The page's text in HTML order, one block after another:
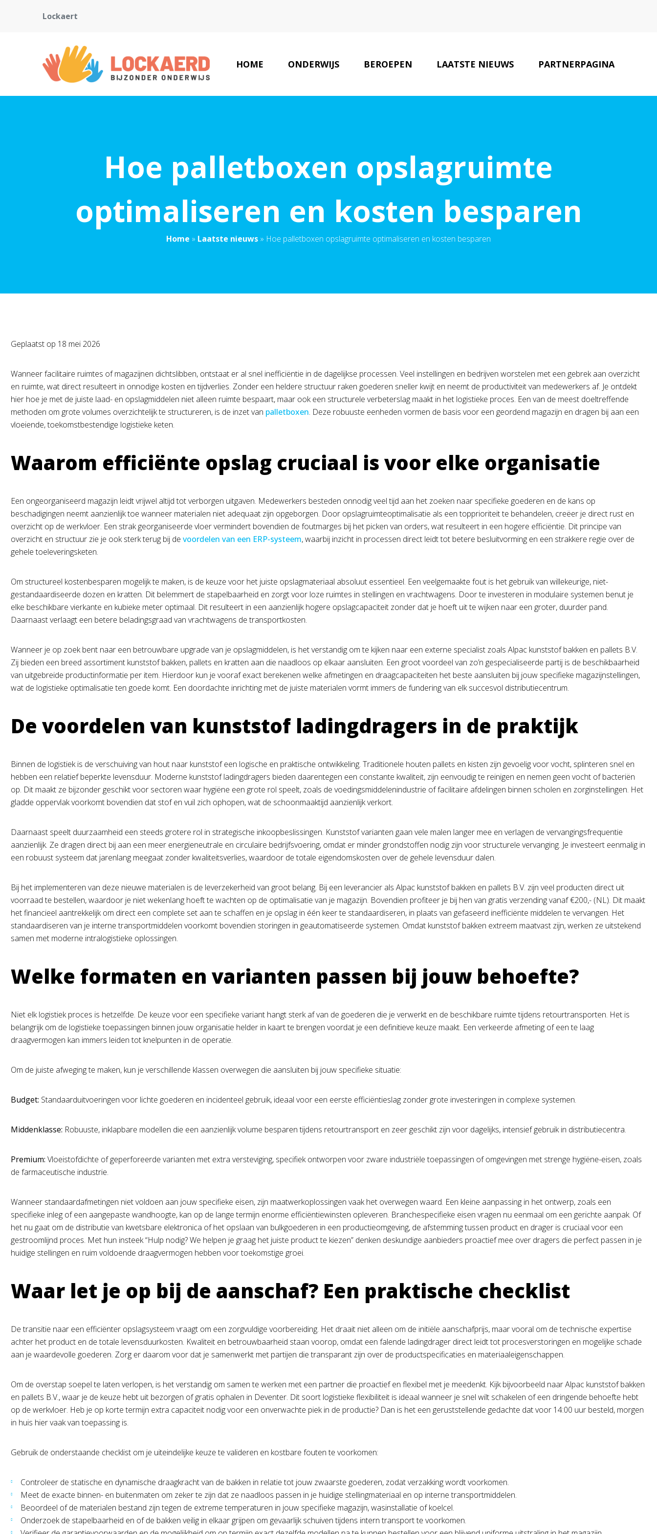
Lockaert
HOME ONDERWIJS BEROEPEN LAATSTE NIEUWS PARTNERPAGINA
Hoe palletboxen opslagruimte
optimaliseren en kosten besparen
Home » Laatste nieuws » Hoe palletboxen opslagruimte optimaliseren en kosten besparen
Geplaatst op 18 mei 2026
Wanneer facilitaire ruimtes of magazijnen dichtslibben, ontstaat er al snel inefficiëntie in de dagelijkse processen. Veel instellingen en bedrijven worstelen met een gebrek aan overzicht
en ruimte, wat direct resulteert in onnodige kosten en tijdverlies. Zonder een heldere structuur raken goederen sneller kwijt en neemt de productiviteit van medewerkers af. Je ontdekt
hier hoe je met de juiste laad- en opslagmiddelen niet alleen ruimte bespaart, maar ook een structurele verbeterslag maakt in het logistieke proces. Een van de meest doeltreffende
methoden om grote volumes overzichtelijk te structureren, is de inzet van palletboxen. Deze robuuste eenheden vormen de basis voor een geordend magazijn en dragen bij aan een
vloeiende, toekomstbestendige logistieke keten.
Waarom efficiënte opslag cruciaal is voor elke organisatie
Een ongeorganiseerd magazijn leidt vrijwel altijd tot verborgen uitgaven. Medewerkers besteden onnodig veel tijd aan het zoeken naar specifieke goederen en de kans op
beschadigingen neemt aanzienlijk toe wanneer materialen niet adequaat zijn opgeborgen. Door opslagruimteoptimalisatie als een topprioriteit te behandelen, creëer je direct rust en
overzicht op de werkvloer. Een strak georganiseerde vloer vermindert bovendien de foutmarges bij het picken van orders, wat resulteert in een hogere efficiëntie. Dit principe van
overzicht en structuur zie je ook sterk terug bij de voordelen van een ERP-systeem, waarbij inzicht in processen direct leidt tot betere besluitvorming en een strakkere regie over de
gehele toeleveringsketen.
Om structureel kostenbesparen mogelijk te maken, is de keuze voor het juiste opslagmateriaal absoluut essentieel. Een veelgemaakte fout is het gebruik van willekeurige, niet-
gestandaardiseerde dozen en kratten. Dit belemmert de stapelbaarheid en zorgt voor loze ruimtes in stellingen en vrachtwagens. Door te investeren in modulaire systemen benut je
elke beschikbare vierkante en kubieke meter optimaal. Dit resulteert in een aanzienlijk hogere opslagcapaciteit zonder dat je hoeft uit te wijken naar een groter, duurder pand.
Daarnaast verlaagt een betere beladingsgraad van vrachtwagens de transportkosten.
Wanneer je op zoek bent naar een betrouwbare upgrade van je opslagmiddelen, is het verstandig om te kijken naar een externe specialist zoals Alpac kunststof bakken en pallets B.V.
Zij bieden een breed assortiment kunststof bakken, pallets en kratten aan die naadloos op elkaar aansluiten. Een groot voordeel van zo’n gespecialiseerde partij is de beschikbaarheid
van uitgebreide productinformatie per item. Hierdoor kun je vooraf exact berekenen welke afmetingen en draagcapaciteiten het beste aansluiten bij jouw specifieke magazijnstellingen,
wat de logistieke optimalisatie ten goede komt. Een doordachte inrichting met de juiste materialen vormt immers de fundering van elk succesvol distributiecentrum.
De voordelen van kunststof ladingdragers in de praktijk
Binnen de logistiek is de verschuiving van hout naar kunststof een logische en praktische ontwikkeling. Traditionele houten pallets en kisten zijn gevoelig voor vocht, splinteren snel en
hebben een relatief beperkte levensduur. Moderne kunststof ladingdragers bieden daarentegen een constante kwaliteit, zijn eenvoudig te reinigen en nemen geen vocht of bacteriën
op. Dit maakt ze bijzonder geschikt voor sectoren waar hygiëne een grote rol speelt, zoals de voedingsmiddelenindustrie of facilitaire afdelingen binnen scholen en zorginstellingen. Het
gladde oppervlak voorkomt bovendien dat stof en vuil zich ophopen, wat de schoonmaaktijd aanzienlijk verkort.
Daarnaast speelt duurzaamheid een steeds grotere rol in strategische inkoopbeslissingen. Kunststof varianten gaan vele malen langer mee en verlagen de vervangingsfrequentie
aanzienlijk. Ze dragen direct bij aan een meer energieneutrale en circulaire bedrijfsvoering, omdat er minder grondstoffen nodig zijn voor structurele vervanging. Je investeert eenmalig in
een robuust systeem dat jarenlang meegaat zonder kwaliteitsverlies, waardoor de totale eigendomskosten over de gehele levensduur dalen.
Bij het implementeren van deze nieuwe materialen is de leverzekerheid van groot belang. Bij een leverancier als Alpac kunststof bakken en pallets B.V. zijn veel producten direct uit
voorraad te bestellen, waardoor je niet wekenlang hoeft te wachten op de optimalisatie van je magazijn. Bovendien profiteer je bij hen van gratis verzending vanaf €200,- (NL). Dit maakt
het financieel aantrekkelijk om direct een complete set aan te schaffen en je opslag in één keer te standaardiseren, in plaats van gefaseerd inefficiënte middelen te vervangen. Het
standaardiseren van je interne transportmiddelen voorkomt bovendien storingen in geautomatiseerde systemen. Omdat kunststof bakken extreem maatvast zijn, werken ze uitstekend
samen met moderne intralogistieke oplossingen.
Welke formaten en varianten passen bij jouw behoefte?
Niet elk logistiek proces is hetzelfde. De keuze voor een specifieke variant hangt sterk af van de goederen die je verwerkt en de beschikbare ruimte tijdens retourtransporten. Het is
belangrijk om de logistieke toepassingen binnen jouw organisatie helder in kaart te brengen voordat je een definitieve keuze maakt. Een verkeerde afmeting of een te laag
draagvermogen kan immers leiden tot knelpunten in de operatie.
Om de juiste afweging te maken, kun je verschillende klassen overwegen die aansluiten bij jouw specifieke situatie:
Budget: Standaarduitvoeringen voor lichte goederen en incidenteel gebruik, ideaal voor een eerste efficiëntieslag zonder grote investeringen in complexe systemen.
Middenklasse: Robuuste, inklapbare modellen die een aanzienlijk volume besparen tijdens retourtransport en zeer geschikt zijn voor dagelijks, intensief gebruik in distributiecentra.
Premium: Vloeistofdichte of geperforeerde varianten met extra versteviging, specifiek ontworpen voor zware industriële toepassingen of omgevingen met strenge hygiëne-eisen, zoals
de farmaceutische industrie.
Wanneer standaardafmetingen niet voldoen aan jouw specifieke eisen, zijn maatwerkoplossingen vaak het overwegen waard. Een kleine aanpassing in het ontwerp, zoals een
specifieke inleg of een aangepaste wandhoogte, kan op de lange termijn enorme efficiëntiewinsten opleveren. Branchespecifieke eisen vragen nu eenmaal om een gerichte aanpak. Of
het nu gaat om de distributie van kwetsbare elektronica of het opslaan van bulkgoederen in een productieomgeving, de afstemming tussen product en drager is cruciaal voor een
gestroomlijnd proces. Met hun insteek “Hulp nodig? We helpen je graag het juiste product te kiezen” denken deskundige aanbieders proactief mee over dragers die perfect passen in je
huidige stellingen en ruim voldoende draagvermogen hebben voor toekomstige groei.
Waar let je op bij de aanschaf? Een praktische checklist
De transitie naar een efficiënter opslagsysteem vraagt om een zorgvuldige voorbereiding. Het draait niet alleen om de initiële aanschafprijs, maar vooral om de technische expertise
achter het product en de totale levensduurkosten. Kwaliteit en betrouwbaarheid staan voorop, omdat een falende ladingdrager direct leidt tot procesverstoringen en mogelijke schade
aan je waardevolle goederen. Zorg er daarom voor dat je samenwerkt met partijen die transparant zijn over de productspecificaties en materiaaleigenschappen.
Om de overstap soepel te laten verlopen, is het verstandig om samen te werken met een partner die proactief en flexibel met je meedenkt. Kijk bijvoorbeeld naar Alpac kunststof bakken
en pallets B.V., waar je de keuze hebt uit bezorgen of gratis ophalen in Deventer. Dit soort logistieke flexibiliteit is ideaal wanneer je snel wilt schakelen of een dringende behoefte hebt
op de werkvloer. Heb je op korte termijn extra capaciteit nodig voor een onverwachte piek in de productie? Dan is het een geruststellende gedachte dat voor 14:00 uur besteld, morgen
in huis hier vaak van toepassing is.
Gebruik de onderstaande checklist om je uiteindelijke keuze te valideren en kostbare fouten te voorkomen:
Controleer de statische en dynamische draagkracht van de bakken in relatie tot jouw zwaarste goederen, zodat verzakking wordt voorkomen.
Meet de exacte binnen- en buitenmaten om zeker te zijn dat ze naadloos passen in je huidige stellingmateriaal en op interne transportmiddelen.
Beoordeel of de materialen bestand zijn tegen de extreme temperaturen in jouw specifieke magazijn, wasinstallatie of koelcel.
Onderzoek de stapelbaarheid en of de bakken veilig in elkaar grijpen om gevaarlijk schuiven tijdens intern transport te voorkomen.